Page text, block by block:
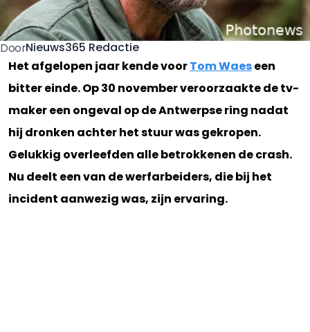
DoorNieuws365 Redactie
Het afgelopen jaar kende voorTom Waeseen
bitter einde. Op 30 november veroorzaakte de tv-
maker een ongeval op de Antwerpse ring nadat
hij dronken achter het stuur was gekropen.
Gelukkig overleefden alle betrokkenen de crash.
Nu deelt een van de werfarbeiders, die bij het
incident aanwezig was, zijn ervaring.